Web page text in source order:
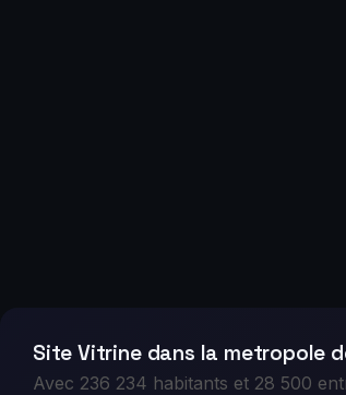
Site Vitrine dans la metropole
Avec 236 234 habitants et 28 500